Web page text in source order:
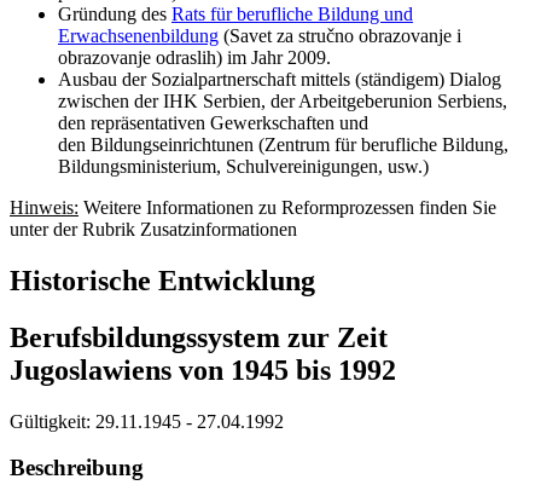
Gründung des Rats für berufliche Bildung und
Erwachsenenbildung (Savet za stručno obrazovanje i
obrazovanje odraslih) im Jahr 2009.
Ausbau der Sozialpartnerschaft mittels (ständigem) Dialog
zwischen der IHK Serbien, der Arbeitgeberunion Serbiens,
den repräsentativen Gewerkschaften und
den Bildungseinrichtunen (Zentrum für berufliche Bildung,
Bildungsministerium, Schulvereinigungen, usw.)
Hinweis: Weitere Informationen zu Reformprozessen finden Sie
unter der Rubrik Zusatzinformationen
Historische Entwicklung
Berufsbildungssystem zur Zeit
Jugoslawiens von 1945 bis 1992
Gültigkeit: 29.11.1945 - 27.04.1992
Beschreibung